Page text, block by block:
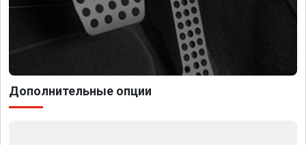
Дополнительные опции